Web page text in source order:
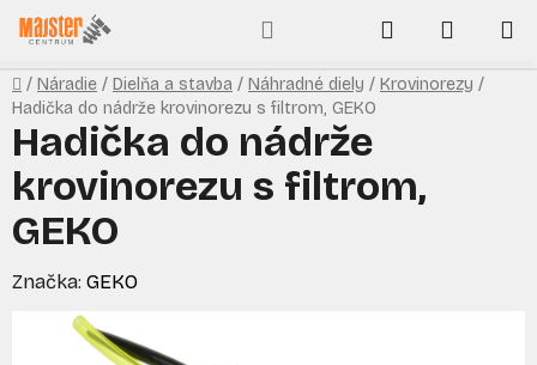
Prejsť
na
obsah
Hľadať
KOŠÍK
Domov
/ Náradie / Dielňa a stavba / Náhradné diely / Krovinorezy /
Hadička do nádrže krovinorezu s filtrom, GEKO
Hadička do nádrže
krovinorezu s filtrom,
GEKO
Značka: GEKO